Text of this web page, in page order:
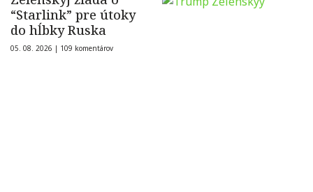
“Starlink” pre útoky
do hĺbky Ruska
05. 08. 2026 | 109 komentárov